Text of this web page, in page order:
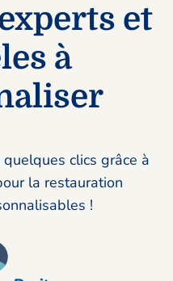
et
à
clics grâce à
la restauration
!